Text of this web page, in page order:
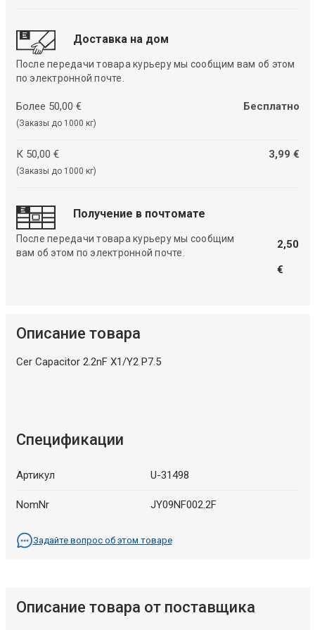
Доставка на дом
После передачи товара курьеру мы сообщим вам об этом
по электронной почте.
Более 50,00 €
(Заказы до 1000 кг)
Бесплатно
К 50,00 €
(Заказы до 1000 кг)
3,99 €
Получение в почтомате
После передачи товара курьеру мы сообщим
вам об этом по электронной почте.
2,50
€
Описание товара
Cer Capacitor 2.2nF X1/Y2 P7.5
Спецификации
Артикул U-31498
NomNr JY09NF002.2F
Задайте вопрос об этом товаре
Описание товара от поставщика